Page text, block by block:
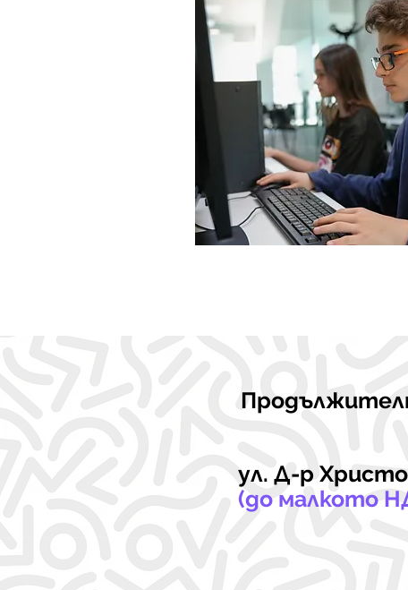
ул. Д-р
(до малкото